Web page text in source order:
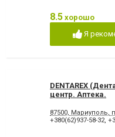
8.5 хорошо
Я
DENTAREX
центр. Аптeкa.
87500, Мариуполь,
+380(62)937-58-32